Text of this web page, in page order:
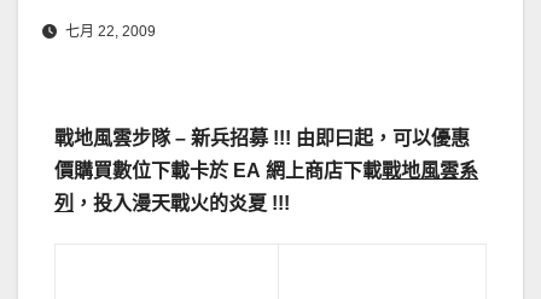
七月 22, 2009
戰地風雲步隊– 新兵招募 !!! 由即曰起，可以優惠
價購買數位下載卡於 EA 網上商店下載戰地風雲系
列 ，投入漫天戰火的炎夏 !!!